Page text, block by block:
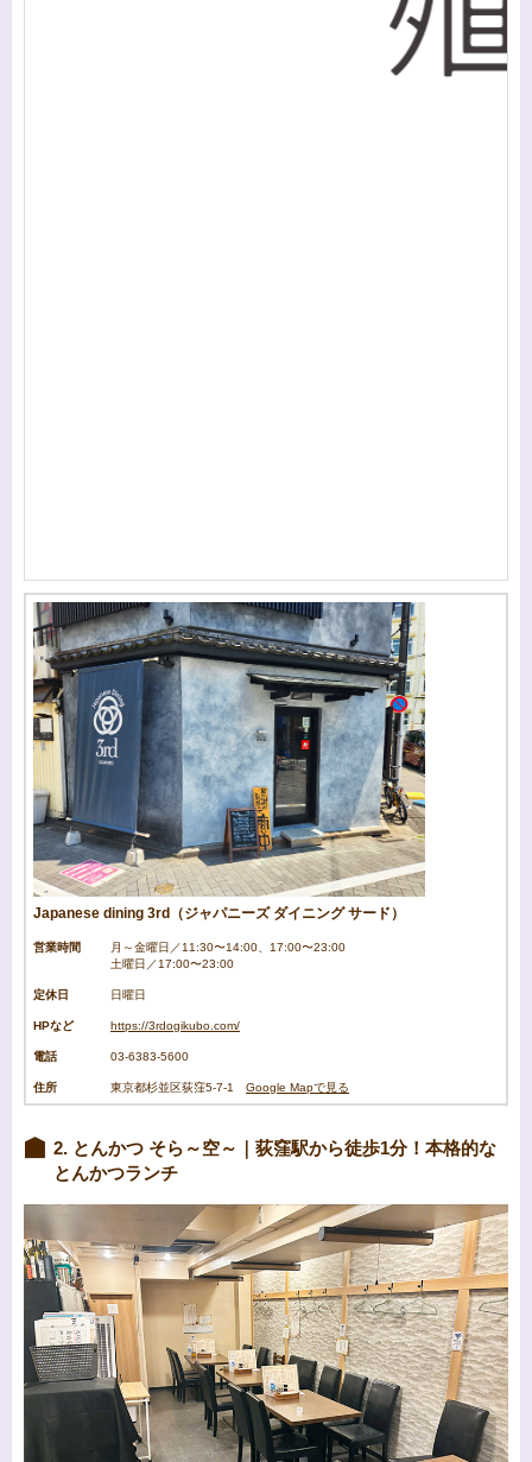
Japanese dining 3rd（ジャパニーズ ダイニング サード）
営業時間
月～金曜日／11:30〜14:00、17:00〜23:00
土曜日／17:00〜23:00
定休日 日曜日
HPなど https://3rdogikubo.com/
電話 03-6383-5600
住所 東京都杉並区荻窪5-7-1 Google Mapで見る
2. とんかつ そら～空～｜荻窪駅から徒歩1分！本格的な
とんかつランチ